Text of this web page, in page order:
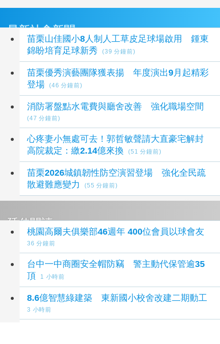
最新社會新聞
苗栗山佳國小8人制人工草皮足球場啟用 鍾東
錦盼培育足球新秀
(39 分鐘前)
苗栗優秀演藝團隊獲表揚 年度演出9月起精彩
登場
(46 分鐘前)
消防署盤點水電費與廳舍改善 強化職場空間
(47 分鐘前)
心疼妻小無處可去！郭哲敏聲請大直豪宅解封
高院裁定：繳2.14億來換
(51 分鐘前)
苗栗2026城鎮韌性防空演習登場 強化全民疏
散避難應變力
(55 分鐘前)
延伸閱讀
桃園高爾夫俱樂部46週年 400位會員以球會友
36 分鐘前
台中一中商圈安全帽防竊 警主動代保管逾35
頂
1 小時前
8.6億智慧綠建築 東新國小校舍改建二期動工
3 小時前